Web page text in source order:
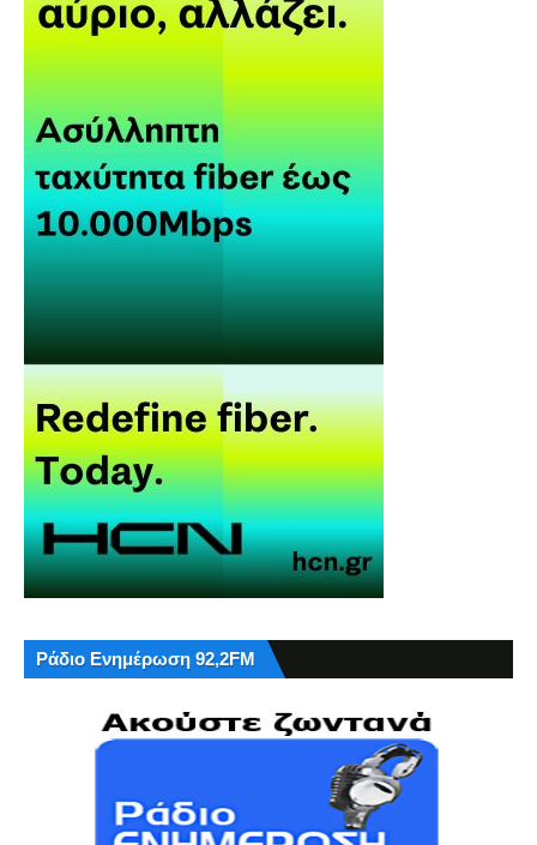
Ράδιο Ενημέρωση 92,2FM